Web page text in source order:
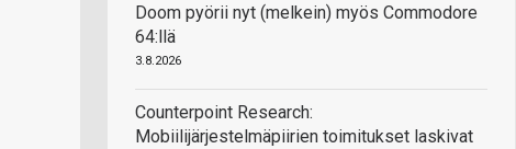
Doom pyörii nyt (melkein) myös Commodore
64:llä
3.8.2026
Counterpoint Research:
Mobiilijärjestelmäpiirien toimitukset laskivat